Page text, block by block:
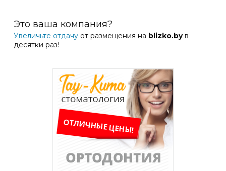
Это ваша компания?
Увеличьте отдачу от размещения на blizko.byв
десятки раз!